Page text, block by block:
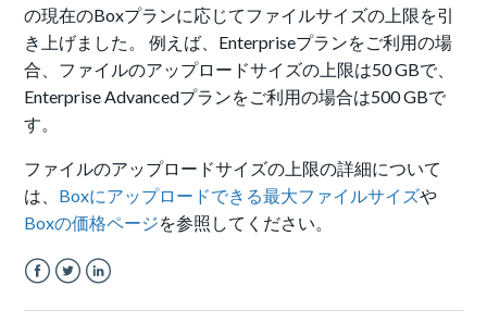
の現在のBoxプランに応じてファイルサイズの上限を引
き上げました。 例えば、Enterpriseプランをご利用の場
合、ファイルのアップロードサイズの上限は50 GBで、
Enterprise Advancedプランをご利用の場合は500 GBで
す。
ファイルのアップロードサイズの上限の詳細について
は、 Boxにアップロードできる最大ファイルサイズや
Boxの価格ページを参照してください。